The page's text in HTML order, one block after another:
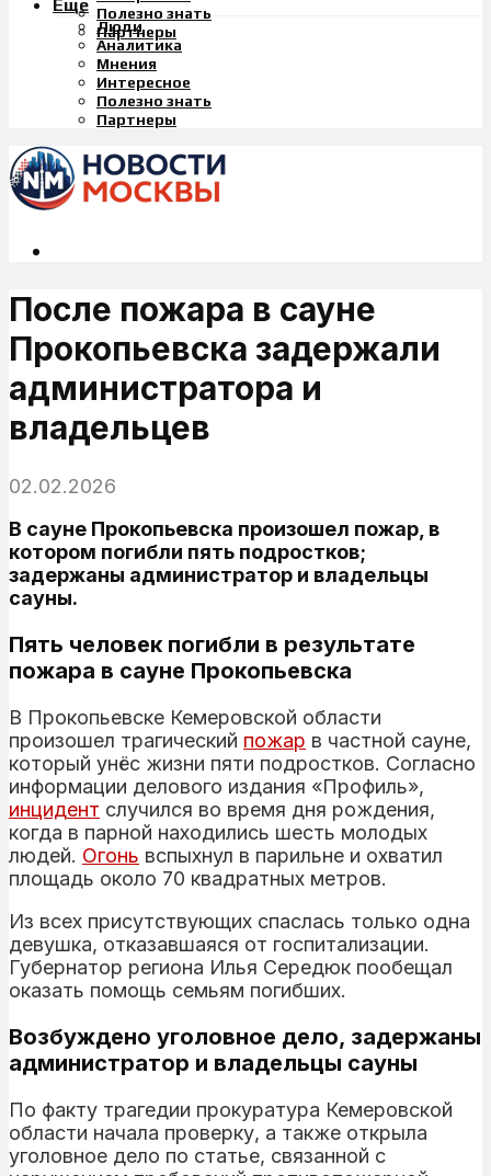
Полезно знать
Партнеры
Еще
Люди
Аналитика
Мнения
Интересное
Полезно знать
Партнеры
После пожара в сауне
Прокопьевска задержали
администратора и
владельцев
02.02.2026
В сауне Прокопьевска произошел пожар, в
котором погибли пять подростков;
задержаны администратор и владельцы
сауны.
Пять человек погибли в результате
пожара в сауне Прокопьевска
В Прокопьевске Кемеровской области
произошел трагический пожар в частной сауне,
который унёс жизни пяти подростков. Согласно
информации делового издания «Профиль»,
инцидент случился во время дня рождения,
когда в парной находились шесть молодых
людей. Огонь вспыхнул в парильне и охватил
площадь около 70 квадратных метров.
Из всех присутствующих спаслась только одна
девушка, отказавшаяся от госпитализации.
Губернатор региона Илья Середюк пообещал
оказать помощь семьям погибших.
Возбуждено уголовное дело, задержаны
администратор и владельцы сауны
По факту трагедии прокуратура Кемеровской
области начала проверку, а также открыла
уголовное дело по статье, связанной с